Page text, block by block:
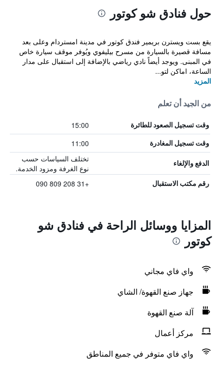
حول فنادق شو كوتور
يقع بست ويسترن بريمير فندق كوتور في مدينة امستردام وعلى بعد
مسافة قصيرة بالسيارة من مسرح بيليفوي ويُوفر موقف سيارة خاص
في المبنى. ويوجد أيضاً نادي رياضي بالإضافة إلى استقبال على مدار
الساعة، اماكن لتو...
المزيد
من الجيد أن تعلم
وقت تسجيل الصعود للطائرة 15:00
وقت تسجيل المغادرة 11:00
الدفع والإلغاء
تختلف السياسات حسب
نوع الغرفة ومزود الخدمة.
رقم مكتب الاستقبال +31 208 809 090
المزايا ووسائل الراحة في فنادق شو
كوتور
واي فاي مجاني
جهاز صنع القهوة/ الشاي
آلة صنع القهوة
مركز أعمال
واي فاي متوفر في جميع المناطق